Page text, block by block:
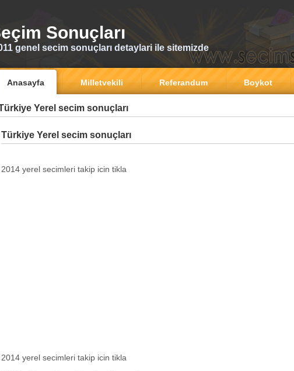
Sonuçları
genel secim sonuçları detaylari ile sitemizde
Anasayfa Milletvekili Referandum Boykot
Yerel secim sonuçları
Türkiye Yerel secim sonuçları
2014 yerel secimleri takip icin tikla
2014 yerel secimleri takip icin tikla